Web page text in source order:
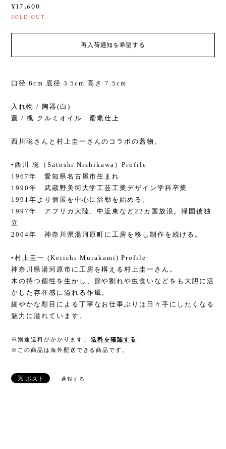
¥17,600
SOLD OUT
再入荷通知を希望する
口径 6cm 底径 3.5cm 高さ 7.5cm
入れ物 / 陶器(白)
蓋 / 楓 クルミオイル 蜜蝋仕上
西川聡さんと村上圭一さんのコラボの蓋物。
▪️西川 聡（Satoshi Nishikawa）Profile
1967年 愛知県名古屋市生まれ
1990年 武蔵野美術大学工芸工業デザイン学科卒業
1991年より個展を中心に活動を始める。
1997年 アフリカ大陸、中近東など22カ国放浪。帰国後独
立
2004年 神奈川県湯河原町に工房を移し制作を続ける。
▪️村上圭一 (Keiichi Murakami) Profile
神奈川県湯河原市に工房を構える村上圭一さん。
木の持つ個性を生かし、節や割れや虫食いなどをも大胆に活
かした存在感に溢れる作風。
細やかな彫目による丁寧なお仕事ぶりは日々手にしたくなる
魅力に溢れています。
※別途送料がかかります。
送料を確認する
※この商品は海外配送できる商品です。
通報する